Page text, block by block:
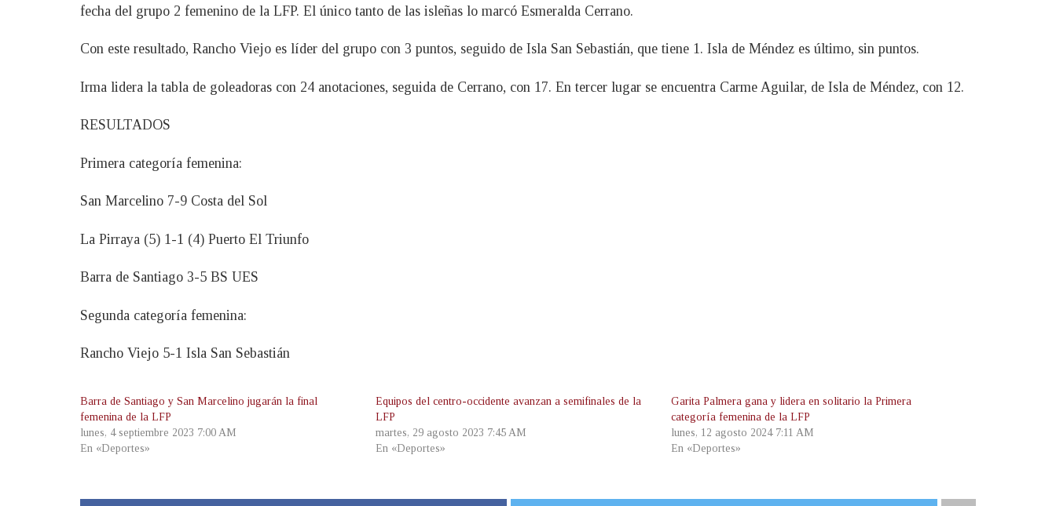
fecha del grupo 2 femenino de la LFP. El único tanto de las isleñas lo marcó Esmeralda Cerrano.
Con este resultado, Rancho Viejo es líder del grupo con 3 puntos, seguido de Isla San Sebastián, que tiene 1. Isla de Méndez es último, sin puntos.
Irma lidera la tabla de goleadoras con 24 anotaciones, seguida de Cerrano, con 17. En tercer lugar se encuentra Carme Aguilar, de Isla de Méndez, con 12.
RESULTADOS
Primera categoría femenina:
San Marcelino 7-9 Costa del Sol
La Pirraya (5) 1-1 (4) Puerto El Triunfo
Barra de Santiago 3-5 BS UES
Segunda categoría femenina:
Rancho Viejo 5-1 Isla San Sebastián
Barra de Santiago y San Marcelino jugarán la final
femenina de la LFP
lunes, 4 septiembre 2023 7:00 AM
En «Deportes»
Equipos del centro-occidente avanzan a semifinales de la
LFP
martes, 29 agosto 2023 7:45 AM
En «Deportes»
Garita Palmera gana y lidera en solitario la Primera
categoría femenina de la LFP
lunes, 12 agosto 2024 7:11 AM
En «Deportes»